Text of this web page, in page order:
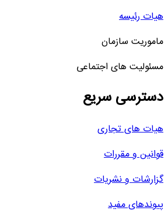
هیات رئیسه
ماموریت سازمان
مسئولیت های اجتماعی
دسترسی سریع
هیات های تجاری
قوانین و مقررات
گزارشات و نشریات
پیوندهای مفید